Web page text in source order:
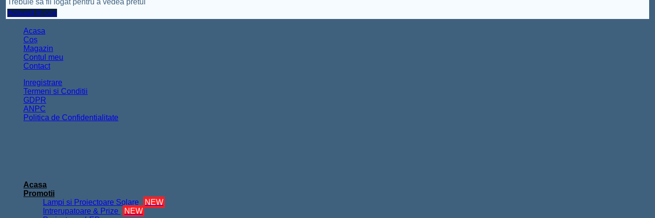
Trebuie sa fii logat pentru a vedea pretul
Adaugă în coș
Acasa
Coș
Magazin
Contul meu
Contact
Inregistrare
Termeni si Conditii
GDPR
ANPC
Politica de Confidentialitate
Acasa
Promotii
Lampi si Proiectoare Solare
NEW
Intrerupatoare & Prize
NEW